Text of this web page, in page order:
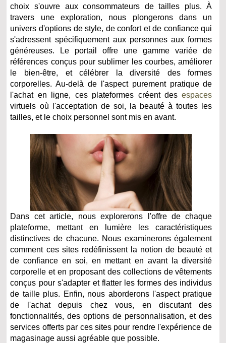
choix s'ouvre aux consommateurs de tailles plus. À
travers une exploration, nous plongerons dans un
univers d'options de style, de confort et de confiance qui
s'adressent spécifiquement aux personnes aux formes
généreuses. Le portail offre une gamme variée de
références conçus pour sublimer les courbes, améliorer
le bien-être, et célébrer la diversité des formes
corporelles. Au-delà de l'aspect purement pratique de
l'achat en ligne, ces plateformes créent desespaces
virtuels où l'acceptation de soi, la beauté à toutes les
tailles, et le choix personnel sont mis en avant.
Dans cet article, nous explorerons l'offre de chaque
plateforme, mettant en lumière les caractéristiques
distinctives de chacune. Nous examinerons également
comment ces sites redéfinissent la notion de beauté et
de confiance en soi, en mettant en avant la diversité
corporelle et en proposant des collections de vêtements
conçus pour s'adapter et flatter les formes des individus
de taille plus. Enfin, nous aborderons l'aspect pratique
de l'achat depuis chez vous, en discutant des
fonctionnalités, des options de personnalisation, et des
services offerts par ces sites pour rendre l'expérience de
magasinage aussi agréable que possible.